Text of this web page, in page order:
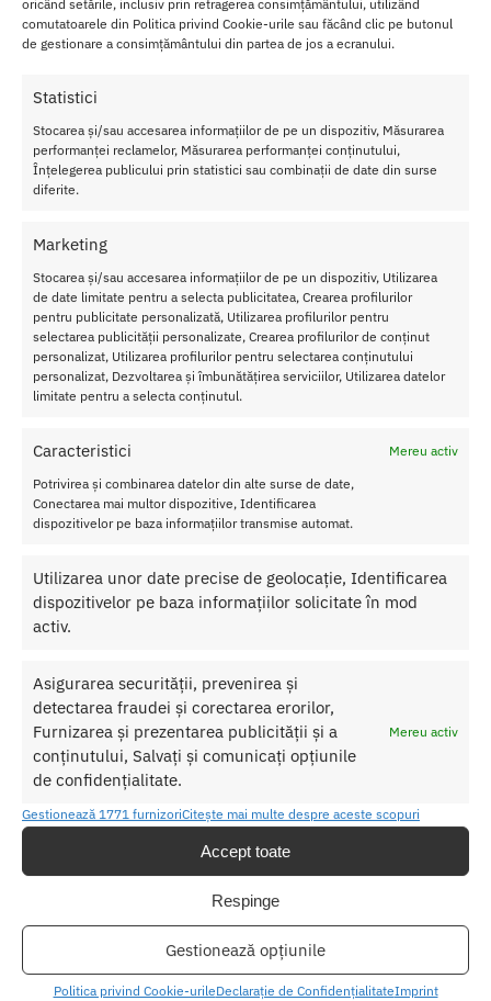
oricând setările, inclusiv prin retragerea consimțământului, utilizând
comutatoarele din Politica privind Cookie-urile sau făcând clic pe butonul
de gestionare a consimțământului din partea de jos a ecranului.
Statistici
Stocarea și/sau accesarea informațiilor de pe un dispozitiv, Măsurarea
performanței reclamelor, Măsurarea performanței conținutului,
Înțelegerea publicului prin statistici sau combinații de date din surse
diferite.
Marketing
Stocarea și/sau accesarea informațiilor de pe un dispozitiv, Utilizarea
de date limitate pentru a selecta publicitatea, Crearea profilurilor
pentru publicitate personalizată, Utilizarea profilurilor pentru
selectarea publicității personalizate, Crearea profilurilor de conținut
personalizat, Utilizarea profilurilor pentru selectarea conținutului
personalizat, Dezvoltarea și îmbunătățirea serviciilor, Utilizarea datelor
limitate pentru a selecta conținutul.
Caracteristici
Mereu activ
Potrivirea și combinarea datelor din alte surse de date,
Conectarea mai multor dispozitive, Identificarea
dispozitivelor pe baza informațiilor transmise automat.
Utilizarea unor date precise de geolocație, Identificarea
dispozitivelor pe baza informațiilor solicitate în mod
activ.
Asigurarea securității, prevenirea și
detectarea fraudei și corectarea erorilor,
Furnizarea și prezentarea publicității și a
conținutului, Salvați și comunicați opțiunile
de confidențialitate.
Mereu activ
Gestionează 1771 furnizoriCitește mai multe despre aceste scopuri
Accept toate
Respinge
Gestionează opțiunile
Politica privind Cookie-urileDeclarație de ConfidențialitateImprint
Set
Horosco
p Bijoux
ts Leu
– Un
vibrator
creat din
silicon
medicin
prevazut cu 10 moduri de vibratie.
– Un balsam cu ghimbir condimentat pentru clitoris cu efect de
incalzire ce se armonizeaza perfect cu elementul dumneavoastra
– Un colier cu o piatra pretioasa aferenta semnului dumneavoastra
8436562012243
Etichetă: Set Horoscop Bijoux Indiscrets Leu